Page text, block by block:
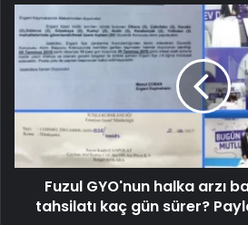
Fuzul GYO'nun halka arzı
tahsilatı kaç gün sürer?